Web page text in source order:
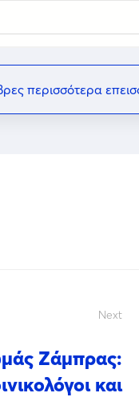
περισσότερα
Next
Ζάμπρας:
και